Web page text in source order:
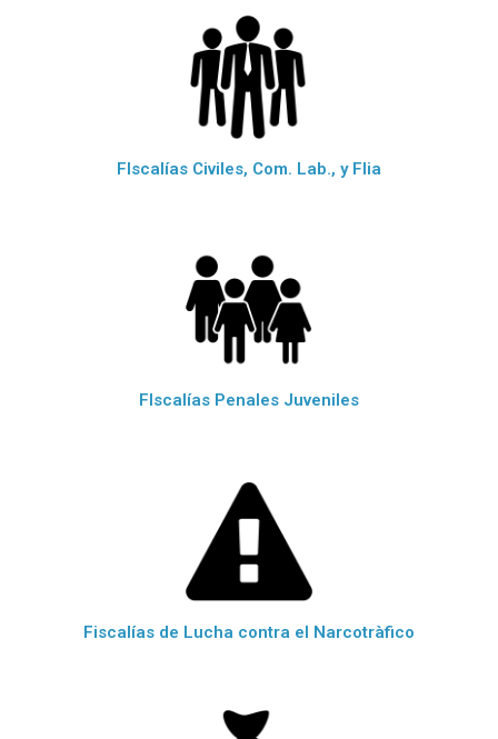
FIscalías Civiles, Com. Lab., y Flia
FIscalías Penales Juveniles
Fiscalías de Lucha contra el Narcotràfico